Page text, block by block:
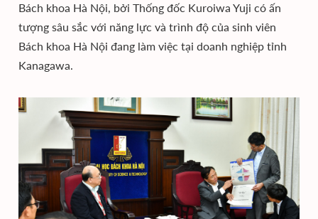
Bách khoa Hà Nội, bởi Thống đốc Kuroiwa Yuji có ấn
tượng sâu sắc với năng lực và trình độ của sinh viên
Bách khoa Hà Nội đang làm việc tại doanh nghiệp tỉnh
Kanagawa.